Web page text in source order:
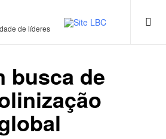
de líderes
busca de